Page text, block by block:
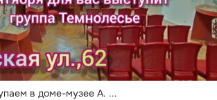
в доме-музее А. ...